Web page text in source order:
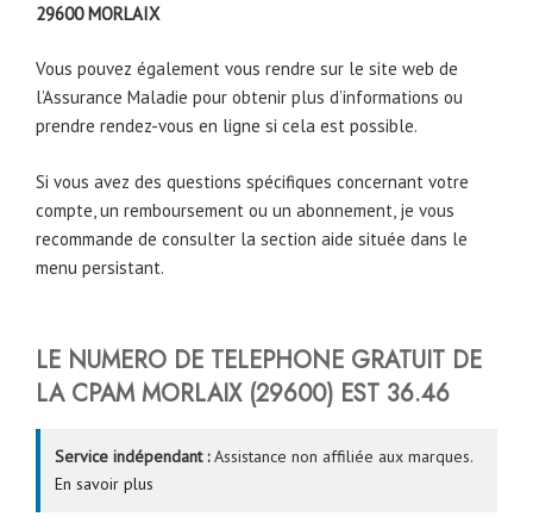
29600 MORLAIX
Vous pouvez également vous rendre sur le site web de
l’Assurance Maladie pour obtenir plus d’informations ou
prendre rendez-vous en ligne si cela est possible.
Si vous avez des questions spécifiques concernant votre
compte, un remboursement ou un abonnement, je vous
recommande de consulter la section aide située dans le
menu persistant.
LE NUMERO DE TELEPHONE GRATUIT DE
LA CPAM MORLAIX (29600) EST 36.46
Service indépendant :Assistance non affiliée aux marques.
En savoir plus